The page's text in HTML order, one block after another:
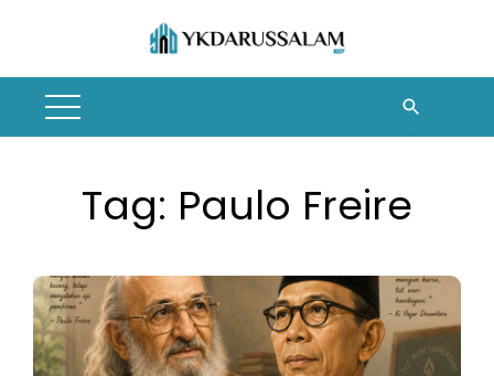
Tag: Paulo Freire